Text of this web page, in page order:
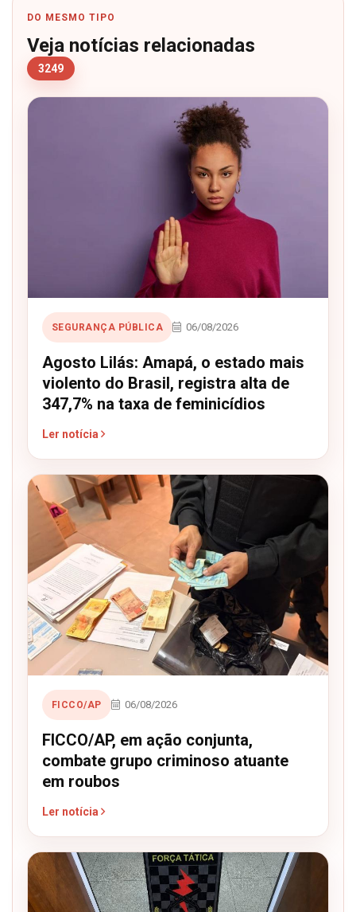
DO MESMO TIPO
Veja notícias relacionadas
3249
SEGURANÇA PÚBLICA 06/08/2026
Agosto Lilás: Amapá, o estado mais
violento do Brasil, registra alta de
347,7% na taxa de feminicídios
Ler notícia
FICCO/AP 06/08/2026
FICCO/AP, em ação conjunta,
combate grupo criminoso atuante
em roubos
Ler notícia